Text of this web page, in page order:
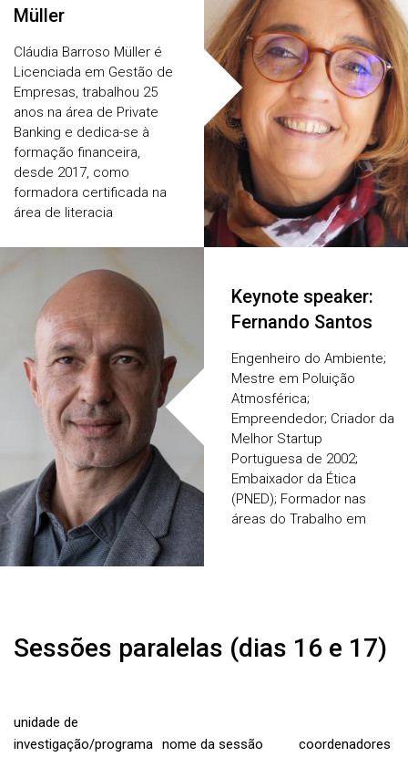
Müller
Cláudia Barroso Müller é
Licenciada em Gestão de
Empresas, trabalhou 25
anos na área de Private
Banking e dedica-se à
formação financeira,
desde 2017, como
formadora certificada na
área de literacia
Keynote speaker:
Fernando Santos
Engenheiro do Ambiente;
Mestre em Poluição
Atmosférica;
Empreendedor; Criador da
Melhor Startup
Portuguesa de 2002;
Embaixador da Ética
(PNED); Formador nas
áreas do Trabalho em
Sessões paralelas (dias 16 e 17)
unidade de
investigação/programa nome da sessão coordenadores